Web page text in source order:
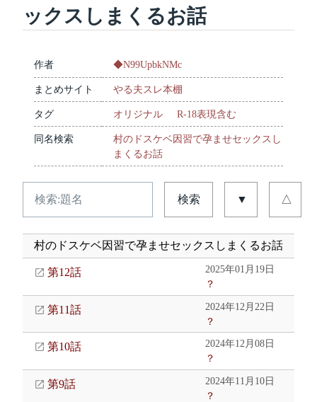
ックスしまくるお話
作者 ◆N99UpbkNMc
まとめサイト やる夫スレ本棚
タグ オリジナル R-18表現含む
同名検索
村のドスケベ因習で孕ませセックスし
まくるお話
検索 ▼ △
村のドスケベ因習で孕ませセックスしまくるお話
第12話
2025年01月19日
？
第11話
2024年12月22日
？
第10話
2024年12月08日
？
第9話
2024年11月10日
？